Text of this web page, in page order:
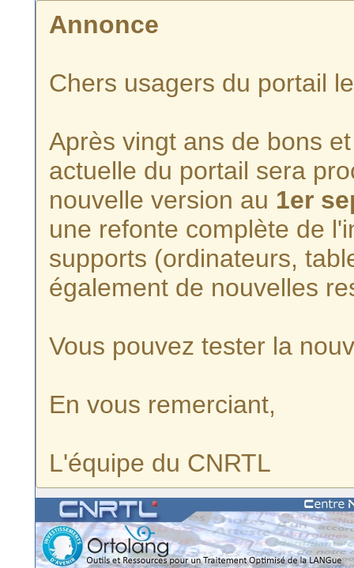
Annonce
Chers usagers du portail
Après vingt ans de bons
actuelle du portail sera
nouvelle version au 1er
une refonte complète de
supports (ordinateurs,
également de nouvelles
Vous pouvez tester la
En vous remerciant,
L'équipe du CNRTL